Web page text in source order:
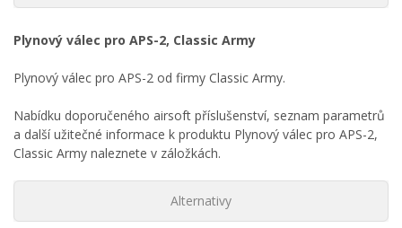
Plynový válec pro APS-2, Classic Army
Plynový válec pro APS-2 od firmy Classic Army.
Nabídku doporučeného airsoft příslušenství, seznam parametrů
a další užitečné informace k produktu Plynový válec pro APS-2,
Classic Army naleznete v záložkách.
Alternativy